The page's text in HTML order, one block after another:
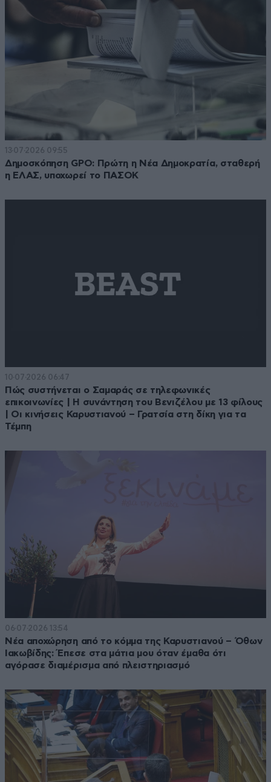
13·07·2026 09:55
Δημοσκόπηση GPO: Πρώτη η Νέα Δημοκρατία, σταθερή
η ΕΛΑΣ, υποχωρεί το ΠΑΣΟΚ
10·07·2026 06:47
Πώς συστήνεται ο Σαμαράς σε τηλεφωνικές
επικοινωνίες | Η συνάντηση του Βενιζέλου με 13 φίλους
| Οι κινήσεις Καρυστιανού – Γρατσία στη δίκη για τα
Τέμπη
06·07·2026 13:54
Νέα αποχώρηση από το κόμμα της Καρυστιανού – Όθων
Ιακωβίδης: Έπεσε στα μάτια μου όταν έμαθα ότι
αγόρασε διαμέρισμα από πλειστηριασμό